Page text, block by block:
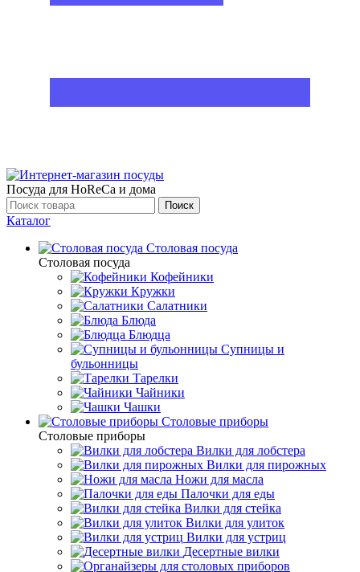
Посуда для HoReCa и дома
Поиск
Каталог
Столовая посуда
Столовая посуда
Кофейники
Кружки
Салатники
Блюда
Блюдца
Супницы и
бульонницы
Тарелки
Чайники
Чашки
Cтоловые приборы
Cтоловые приборы
Вилки для лобстера
Вилки для пирожных
Ножи для масла
Палочки для еды
Вилки для стейка
Вилки для улиток
Вилки для устриц
Десертные вилки